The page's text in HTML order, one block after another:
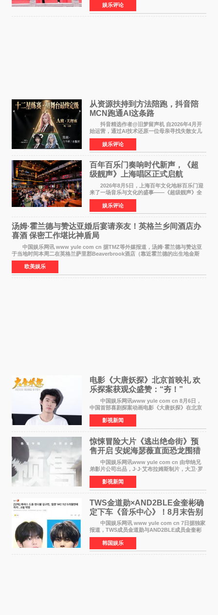
名，此后长期参与国内外电影制作，其担任制片
人参与的作品亦曾
娱乐评论
从资源扶持到方法陪跑，抖音陪
MCN跑通AI这条路
抖音精选作者@旧梦留声机 自2026年4月开
始运营，通过AI技术还原一位母亲寻找失散女儿
的故事，凭借强情感表达获得大量用户关注，发
布仅21小时便获得超1亿曝光、超1000万互动。
此后，账号持续沿
娱乐评论
百年百乐门奏响时代新声，《超
级靓声》上海唱区正式启航
2026年8月5日，上海百年文化地标百乐门迎
来了一场音乐与文化的盛事——《超级靓声》全
国励志音乐公益节目上海唱区新闻发布会暨启动
仪式在此隆重举行。各界领导、嘉宾与媒体朋友
齐聚一堂，共同
娱乐评论
汤姆·霍兰德与赞达亚婚后宴请亲友！英格兰乡间酒店办
喜酒 保密工作堪比神盾局
中国娱乐网讯 www yule com cn 据TMZ等外媒报道，汤姆·霍兰德与赞达亚
于当地时间本周二在英格兰萨里郡Beaverbrook酒店（靠近霍兰德的出生地金斯
顿）举办婚宴，邀请家人与朋友们喝喜酒，庆祝
欧美娱乐
电影《大唐妖探》北京首映礼 欢
乐探案获观众盛赞：“夯！”
中国娱乐网讯www yule com cn 8月6日，
中国首部喜剧探案动画电影《大唐妖探》在北京
举办电影首映礼。导演程腾、联合导演黄珉、总
制片人曹紫建、制片人李莹莹，配音导演张喆，
对白指导程寅，领
影视新闻
惊悚冒险大片《逃出绝命街》预
售开启 安妮海瑟薇直面恐龙围猎
中国娱乐网讯www yule com cn 由华纳兄
弟影片公司出品，J·J·艾布拉姆斯制片，大卫·罗
伯特·米切尔执导，好莱坞巨星安妮·海瑟薇和伊万
·麦克格雷格领衔主演的2026暑期惊悚冒险大片
《逃出绝
影视新闻
TWS金道勋×AND2BLE金奎彬确
定下车《音乐中心》！8月末告别
MC席位
中国娱乐网讯 www yule com cn 7日据独家
报道，TWS成员金道勋与AND2BLE成员金奎彬
将于8月离开《音乐中心》MC的位置。 金道
勋与金奎彬于去年3月与H2H A-NA一起被选为
《音乐中心》MC，约1
韩国娱乐